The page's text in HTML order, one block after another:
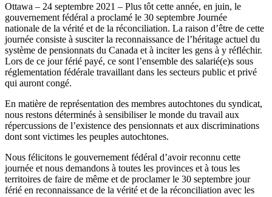
Ottawa – 24 septembre 2021 – Plus tôt cette année, en juin, le
gouvernement fédéral a proclamé le 30 septembre Journée
nationale de la vérité et de la réconciliation. La raison d’être de cette
journée consiste à susciter la reconnaissance de l’héritage actuel du
système de pensionnats du Canada et à inciter les gens à y réfléchir.
Lors de ce jour férié payé, ce sont l’ensemble des salarié(e)s sous
réglementation fédérale travaillant dans les secteurs public et privé
qui auront congé.
En matière de représentation des membres autochtones du syndicat,
nous restons déterminés à sensibiliser le monde du travail aux
répercussions de l’existence des pensionnats et aux discriminations
dont sont victimes les peuples autochtones.
Nous félicitons le gouvernement fédéral d’avoir reconnu cette
journée et nous demandons à toutes les provinces et à tous les
territoires de faire de même et de proclamer le 30 septembre jour
férié en reconnaissance de la vérité et de la réconciliation avec les